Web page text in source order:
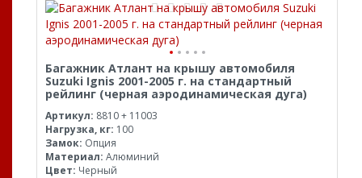
Багажник Атлант на крышу автомобиля
Suzuki Ignis 2001-2005 г. на стандартный
рейлинг (черная аэродинамическая дуга)
Артикул: 8810 + 11003
Нагрузка, кг: 100
Замок: Опция
Материал: Алюминий
Цвет: Черный